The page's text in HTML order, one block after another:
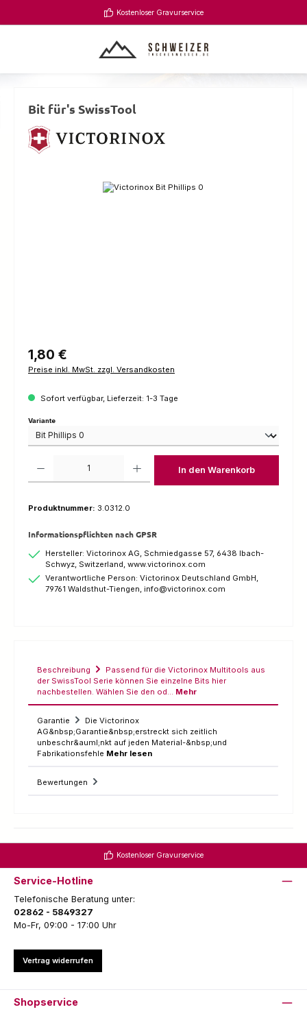
Kostenloser Gravurservice
Bit für's SwissTool
Bildergalerie überspringen
Regulärer Preis:
1,80 €
Preise inkl. MwSt. zzgl. Versandkosten
Sofort verfügbar, Lieferzeit: 1-3 Tage
Varianteauswählen
In den Warenkorb
Produktnummer: 3.0312.0
Informationspflichten nach GPSR
Hersteller: Victorinox AG, Schmiedgasse 57, 6438 Ibach-
Schwyz, Switzerland, www.victorinox.com
Verantwortliche Person: Victorinox Deutschland GmbH,
79761 Waldsthut-Tiengen, info@victorinox.com
Beschreibung
Passend für die Victorinox Multitools aus
der SwissTool Serie können Sie einzelne Bits hier
nachbestellen. Wählen Sie den od… Mehr
Garantie
Die Victorinox
AG&nbsp;Garantie&nbsp;erstreckt sich zeitlich
unbeschr&auml;nkt auf jeden Material-&nbsp;und
Fabrikationsfehle Mehr lesen
Bewertungen
Kostenloser Gravurservice
Service-Hotline
Telefonische Beratung unter:
02862 - 5849327
Mo-Fr, 09:00 - 17:00 Uhr
Vertrag widerrufen
Shopservice